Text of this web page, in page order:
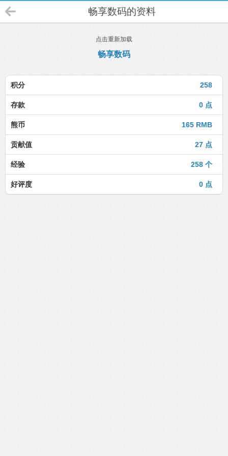
畅享数码的资料
点击重新加载
畅享数码
258
积分
0 点
存款
165 RMB
熊币
27 点
贡献值
258 个
经验
0 点
好评度